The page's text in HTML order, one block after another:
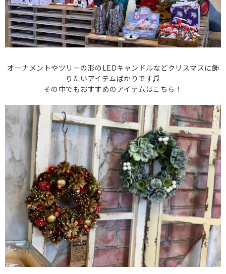
オーナメントやツリーの形のLEDキャンドルなどクリスマスに飾
りたいアイテムばかりです♫
その中でもおすすめのアイテムはこちら！